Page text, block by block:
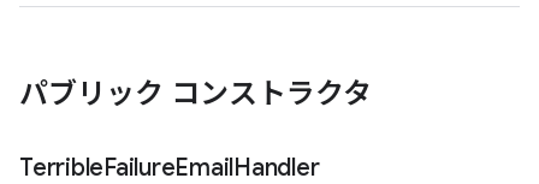
パブリック コンストラクタ
TerribleFailureEmailHandler